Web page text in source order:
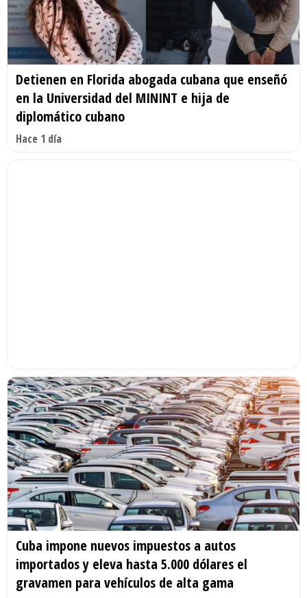
Detienen en Florida abogada cubana que enseñó
en la Universidad del MININT e hija de
diplomático cubano
Hace 1 día
Cuba impone nuevos impuestos a autos
importados y eleva hasta 5.000 dólares el
gravamen para vehículos de alta gama